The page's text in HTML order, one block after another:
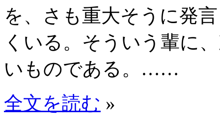
を、さも重大そうに発
くいる。そういう輩に
いものである。……
全文を読む »